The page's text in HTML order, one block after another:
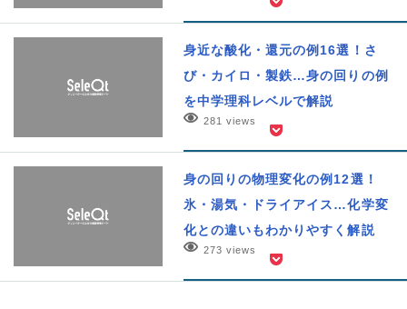
身近な酸化・還元の例16選！さ
び・カイロ・製鉄…身の回りの例
を中学理科レベルで解説
281 views
身の回りの物理変化の例12選！
氷・湯気・ドライアイス…化学変
化との違いもわかりやすく解説
273 views